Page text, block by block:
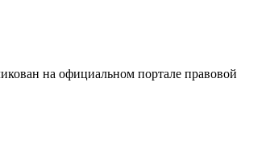
на официальном портале правовой